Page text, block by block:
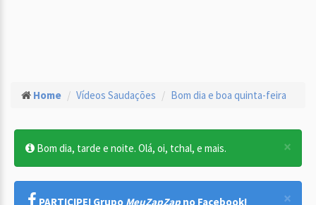
Home Vídeos Saudações Bom dia e boa quinta-feira
×
Bom dia, tarde e noite. Olá, oi, tchal, e mais.
×
PARTICIPE! Grupo MeuZapZap no Facebook!